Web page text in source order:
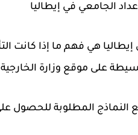
الجامعي في إيطاليا
هي فهم ما إذا كانت
على موقع وزارة الخارجية
النماذج المطلوبة للحصول